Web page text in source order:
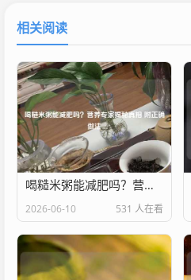
相关阅读
喝糙米粥能减肥吗？营养专家揭秘真相 附正确做法
2026-06-10 531 人在看